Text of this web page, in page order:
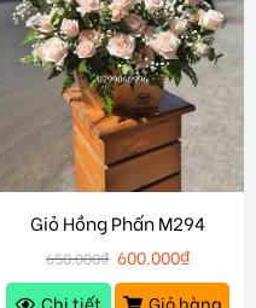
Giỏ Hồng Phấn M294
650.000₫ 600.000₫
Chi tiết
Giỏ hàng